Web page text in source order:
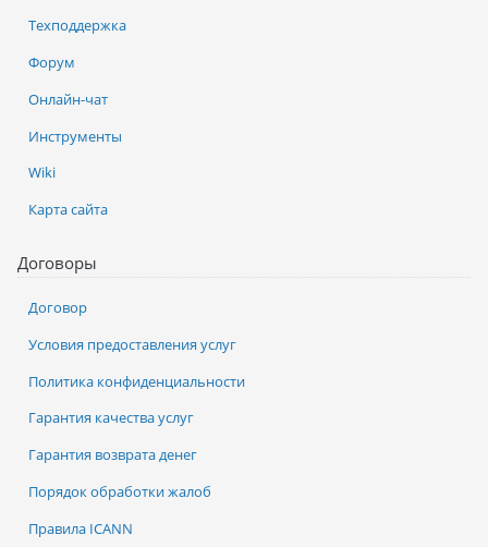
Техподдержка
Форум
Онлайн-чат
Инструменты
Wiki
Карта сайта
Договоры
Договор
Условия предоставления услуг
Политика конфиденциальности
Гарантия качества услуг
Гарантия возврата денег
Порядок обработки жалоб
Правила ICANN